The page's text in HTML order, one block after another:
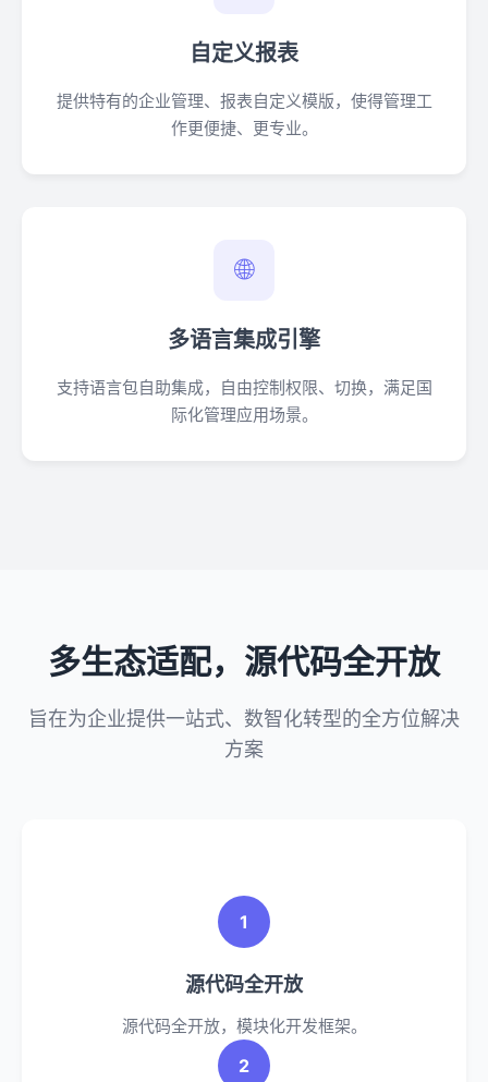
自定义报表
提供特有的企业管理、报表自定义模版，使得管理工
作更便捷、更专业。
🌐
多语言集成引擎
支持语言包自助集成，自由控制权限、切换，满足国
际化管理应用场景。
多生态适配，源代码全开放
旨在为企业提供一站式、数智化转型的全方位解决
方案
1
源代码全开放
源代码全开放，模块化开发框架。
2